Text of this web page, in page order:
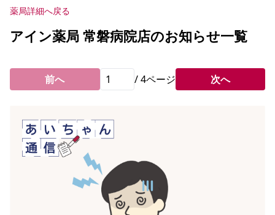
薬局詳細へ戻る
アイン薬局 常磐病院店のお知らせ一覧
前へ /4ページ 次へ